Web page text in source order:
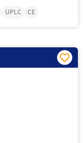
UPLC CE